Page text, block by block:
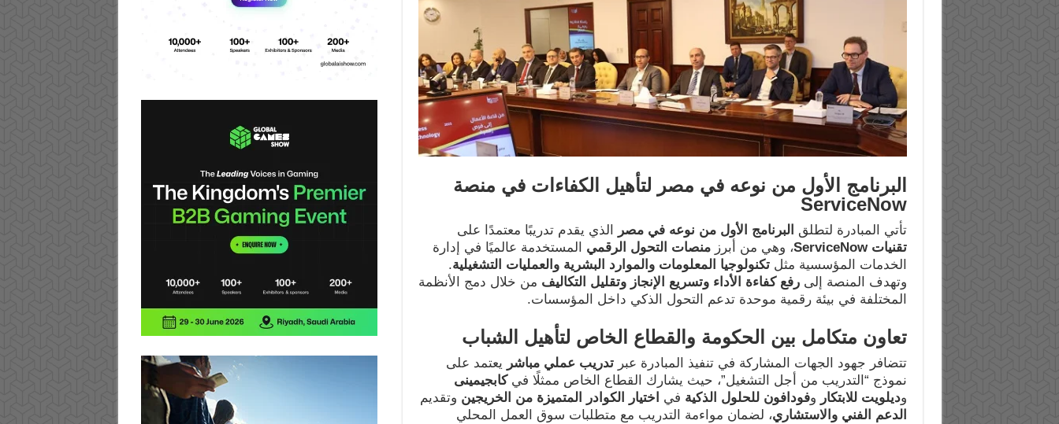
البرنامج الأول من نوعه في مصر لتأهيل الكفاءات في منصة
ServiceNow
تأتي المبادرة لتطلق البرنامج الأول من نوعه في مصر
الذي يقدم تدريبًا معتمدًا على
تقنيات ServiceNow ، وهي من أبرزمنصات التحول الرقمي المستخدمة عالميًا في إدارة
الخدمات المؤسسية مثلتكنولوجيا المعلومات والموارد البشرية والعمليات التشغيلية.
وتهدف المنصة إلىرفع كفاءة الأداء وتسريع الإنجاز وتقليل التكاليف من خلال دمج الأنظمة
المختلفة في بيئة رقمية موحدة تدعم التحول الذكي داخل المؤسسات.
تعاون متكامل بين الحكومة والقطاع الخاص لتأهيل الشباب
تتضافر جهود الجهات المشاركة في تنفيذ المبادرة عبرتدريب عملي مباشر يعتمد على
نموذج “التدريب من أجل التشغيل”، حيث يشارك القطاع الخاص ممثلًا فيكابجيمينى
وديلويت للابتكار وفودافون للحلول الذكية في اختيار الكوادر المتميزة من الخريجين وتقديم
الدعم الفني والاستشاري، لضمان مواءمة التدريب مع متطلبات سوق العمل المحلي